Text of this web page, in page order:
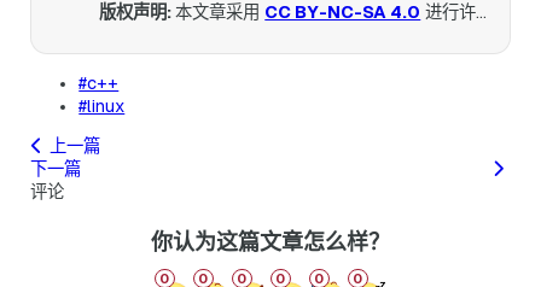
版权声明:本文章采用 CC BY-NC-SA 4.0 进行许可。
#c++
#linux
上一篇
下一篇
评论
你认为这篇文章怎么样？
0 0 0 0 0 0